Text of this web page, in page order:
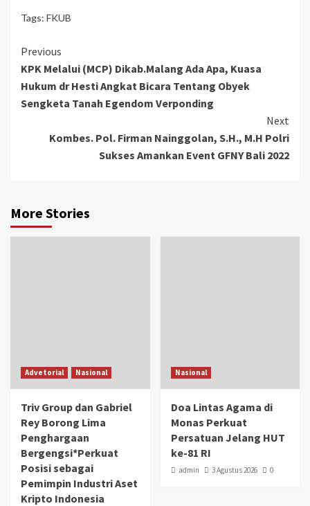
Tags: FKUB
Previous
KPK Melalui (MCP) Dikab.Malang Ada Apa, Kuasa
Hukum dr Hesti Angkat Bicara Tentang Obyek
Sengketa Tanah Egendom Verponding
Next
Kombes. Pol. Firman Nainggolan, S.H., M.H Polri
Sukses Amankan Event GFNY Bali 2022
More Stories
Advetorial Nasional
Triv Group dan Gabriel
Rey Borong Lima
Penghargaan
Bergengsi*Perkuat
Posisi sebagai
Pemimpin Industri Aset
Kripto Indonesia
Nasional
Doa Lintas Agama di
Monas Perkuat
Persatuan Jelang HUT
ke-81 RI
admin 3 Agustus 2026 0